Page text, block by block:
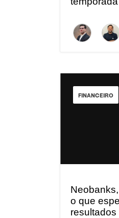
FINANCEIRO
o que